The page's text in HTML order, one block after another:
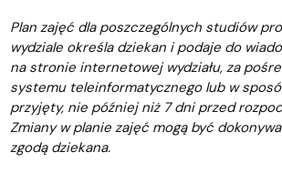
Plan zajęć dla poszczególnych studiów
wydziale określa dziekan i podaje do
na stronie internetowej wydziału, za
systemu teleinformatycznego lub w
przyjęty, nie później niż 7 dni przed
Zmiany w planie zajęć mogą być
zgodą dziekana.